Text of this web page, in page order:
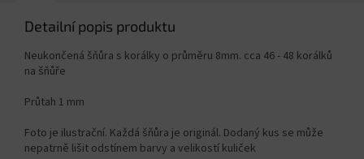
Detailní popis produktu
Neukončená šňůra s korálky o průměru 8mm. cca 46 - 48 korálků
na šňůře
Průtah 1 mm
Foto je ilustrační. Každá šňůra je originál. Dodaný kus se může
nepatrně lišit odstínem barvy a velikostí kuliček